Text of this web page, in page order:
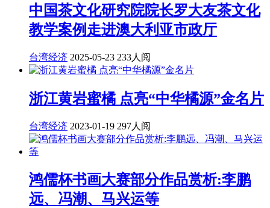
中国茶文化研究院院长罗大友茶文化
教学案例走进澳大利亚市政厅
台湾经济 2025-05-23 233人阅
浙江黄岩蜜橘 点亮“中华橘源”金名片
台湾经济 2023-01-19 297人阅
鸿儒杯书画大赛部分作品赏析:李鹏
远、冯潮、马兴运等